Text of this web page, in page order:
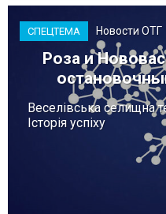
СПЕЦТЕМА Новости ОТГ
Роза и
Веселівська селищна
Історія успіху